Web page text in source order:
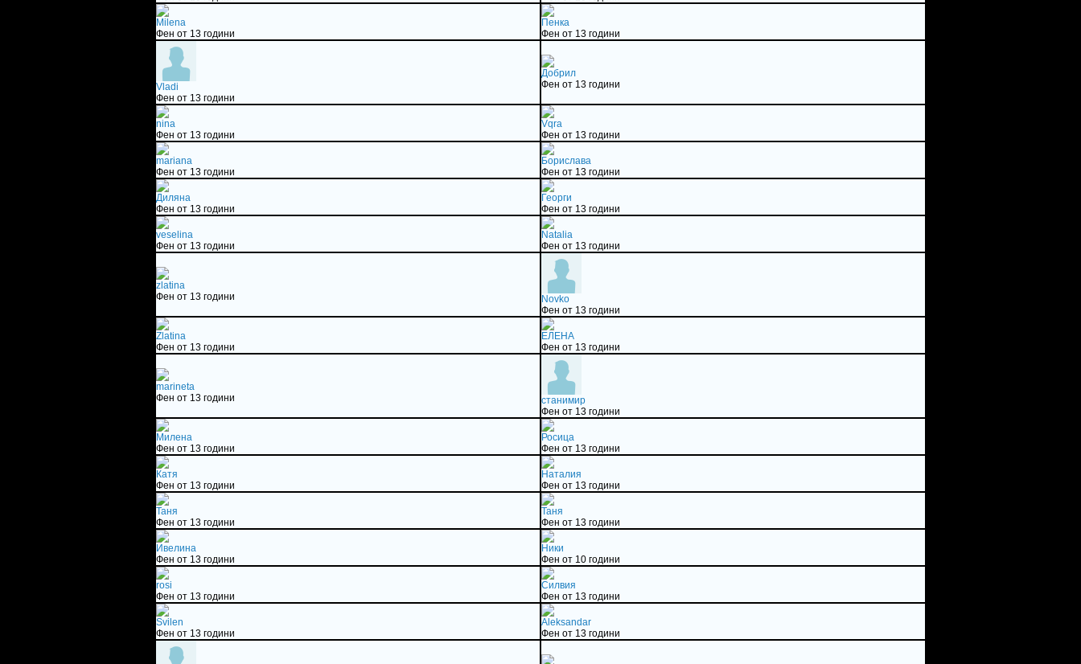
Milena
Фен от 13 години
Пенка
Фен от 13 години
Vladi
Фен от 13 години
Добрил
Фен от 13 години
nina
Фен от 13 години
Vqra
Фен от 13 години
mariana
Фен от 13 години
Борислава
Фен от 13 години
Диляна
Фен от 13 години
Георги
Фен от 13 години
veselina
Фен от 13 години
Natalia
Фен от 13 години
zlatina
Фен от 13 години
Novko
Фен от 13 години
Zlatina
Фен от 13 години
ЕЛЕНА
Фен от 13 години
marineta
Фен от 13 години
станимир
Фен от 13 години
Милена
Фен от 13 години
Росица
Фен от 13 години
Катя
Фен от 13 години
Наталия
Фен от 13 години
Таня
Фен от 13 години
Таня
Фен от 13 години
Ивелина
Фен от 13 години
Ники
Фен от 10 години
rosi
Фен от 13 години
Силвия
Фен от 13 години
Svilen
Фен от 13 години
Aleksandar
Фен от 13 години